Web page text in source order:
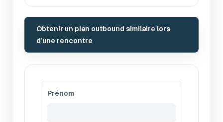
Obtenir un plan outbound similaire lors
d’une rencontre
Prénom